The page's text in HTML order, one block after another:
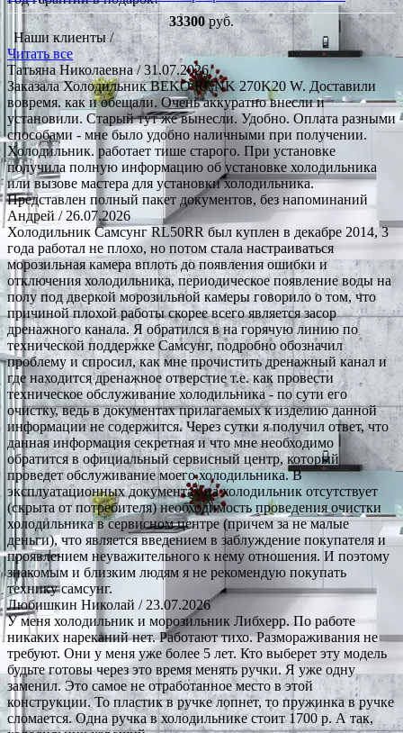
33300руб.
Наши клиенты /
Читать все
Татьяна Николаевна/ 31.07.2026
Заказала Холодильник BEKO RCNK 270K20 W. Доставили
вовремя. как и обещали. Очень аккуратно внесли и
установили. Старый тут же вынесли. Удобно. Оплата разными
способами - мне было удобно наличными при получении.
Холодильник. работает тише старого. При установке
получила полную информацию об установке холодильника
или вызове мастера для установки холодильника.
Представлен полный пакет документов, без напоминаний
Андрей/ 26.07.2026
Холодильник Самсунг RL50RR был куплен в декабре 2014, 3
года работал не плохо, но потом стала настраиваться
морозильная камера вплоть до появления ошибки и
отключения холодильника, периодическое появление воды на
полу под дверкой морозильной камеры говорило о том, что
причиной плохой работы скорее всего является засор
дренажного канала. Я обратился в на горячую линию по
технической поддержке Самсунг, подробно обозначил
проблему и спросил, как мне прочистить дренажный канал и
где находится дренажное отверстие т.е. как провести
техническое обслуживание холодильника - по сути его
очистку, ведь в документах прилагаемых к изделию данной
информации не содержится. Через сутки я получил ответ, что
данная информация секретная и что мне необходимо
обратится в официальный сервисный центр, который
проведет обслуживание моего холодильника. В
эксплуатационных документах на холодильник отсутствует
(скрыта от потребителя) необходимость проведения очистки
холодильника в сервисном центре (причем за не малые
деньги), что является введением в заблуждение покупателя и
проявлением неуважительного к нему отношения. И поэтому
знакомым и близким людям я не рекомендую покупать
технику самсунг.
Любишкин Николай / 23.07.2026
У меня холодильник и морозильник Либхерр. По работе
никаких нареканий нет. Работают тихо. Размораживания не
требуют. Они у меня уже более 5 лет. Кто выберет эту модель
будьте готовы через это время менять ручки. Я уже одну
заменил. Это самое не отработанное место в этой
конструкции. То пластик в ручке лопнет, то пружинка в ручке
сломается. Одна ручка в холодильнике стоит 1700 р. А так,